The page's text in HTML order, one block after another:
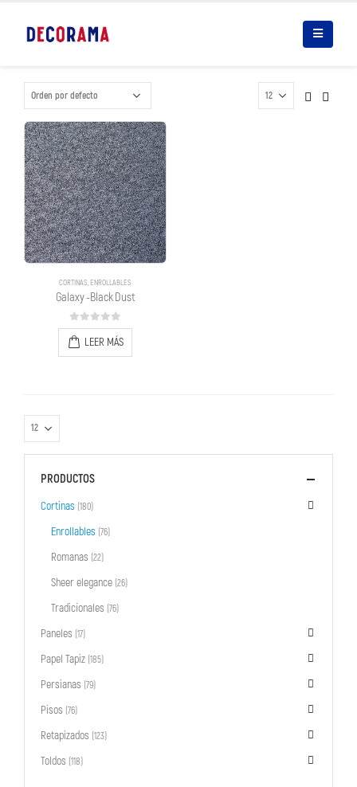
CORTINAS,ENROLLABLES
Galaxy -Black Dust
0out of 5
LEER MÁS
PRODUCTOS
Cortinas (180)
Enrollables (76)
Romanas (22)
Sheer elegance (26)
Tradicionales (76)
Paneles (17)
Papel Tapiz (185)
Persianas (79)
Pisos (76)
Retapizados (123)
Toldos (118)